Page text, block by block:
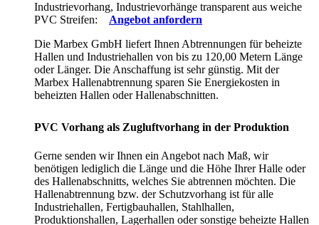
Industrievorhang, Industrievorhänge transparent aus weiche
PVC Streifen:
Angebot anfordern
Die Marbex GmbH liefert Ihnen Abtrennungen für beheizte
Hallen und Industriehallen von bis zu 120,00 Metern Länge
oder Länger. Die Anschaffung ist sehr günstig. Mit der
Marbex Hallenabtrennung sparen Sie Energiekosten in
beheizten Hallen oder Hallenabschnitten.
PVC Vorhang als Zugluftvorhang in der Produktion
Gerne senden wir Ihnen ein Angebot nach Maß, wir
benötigen lediglich die Länge und die Höhe Ihrer Halle oder
des Hallenabschnitts, welches Sie abtrennen möchten. Die
Hallenabtrennung bzw. der Schutzvorhang ist für alle
Industriehallen, Fertigbauhallen, Stahlhallen,
Produktionshallen, Lagerhallen oder sonstige beheizte Hallen